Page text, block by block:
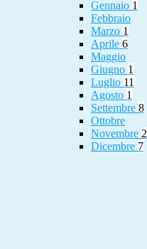
Gennaio 1
Febbraio
Marzo 1
Aprile 6
Maggio
Giugno 1
Luglio 11
Agosto 1
Settembre 8
Ottobre
Novembre 2
Dicembre 7